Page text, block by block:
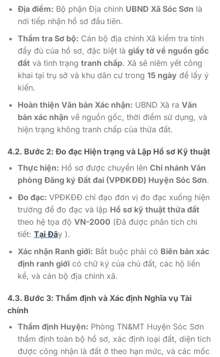
Địa điểm: Bộ phận Địa chính UBND Xã Sóc Sơn là
nơi tiếp nhận hồ sơ đầu tiên.
Thẩm tra Sơ bộ: Cán bộ địa chính Xã kiểm tra tính
đầy đủ của hồ sơ, đặc biệt là giấy tờ về nguồn gốc
đấtvà tình trạng tranh chấp. Xã sẽ niêm yết công
khai tại trụ sở và khu dân cư trong 15 ngàyđể lấy ý
kiến.
Hoàn thiện Văn bản Xác nhận: UBND Xã ra Văn
bản xác nhận về nguồn gốc, thời điểm sử dụng, và
hiện trạng không tranh chấp của thửa đất.
4.2. Bước 2: Đo đạc Hiện trạng và Lập Hồ sơ Kỹ thuật
Thực hiện: Hồ sơ được chuyển lên Chi nhánh Văn
phòng Đăng ký Đất đai (VPĐKĐĐ) Huyện Sóc Sơn.
Đo đạc: VPĐKĐĐ chỉ đạo đơn vị đo đạc xuống hiện
trường để đo đạc và lập Hồ sơ kỹ thuật thửa đất
theo hệ tọa độ VN-2000 (Đã được phân tích chi
tiết: Tại Đây ).
Xác nhận Ranh giới: Bắt buộc phải có Biên bản xác
định ranh giớicó chữ ký của chủ đất, các hộ liền
kề, và cán bộ địa chính xã.
4.3. Bước 3: Thẩm định và Xác định Nghĩa vụ Tài
chính
Thẩm định Huyện: Phòng TN&MT Huyện Sóc Sơn
thẩm định toàn bộ hồ sơ, xác định loại đất, diện tích
được công nhận là đất ở theo hạn mức, và các mốc